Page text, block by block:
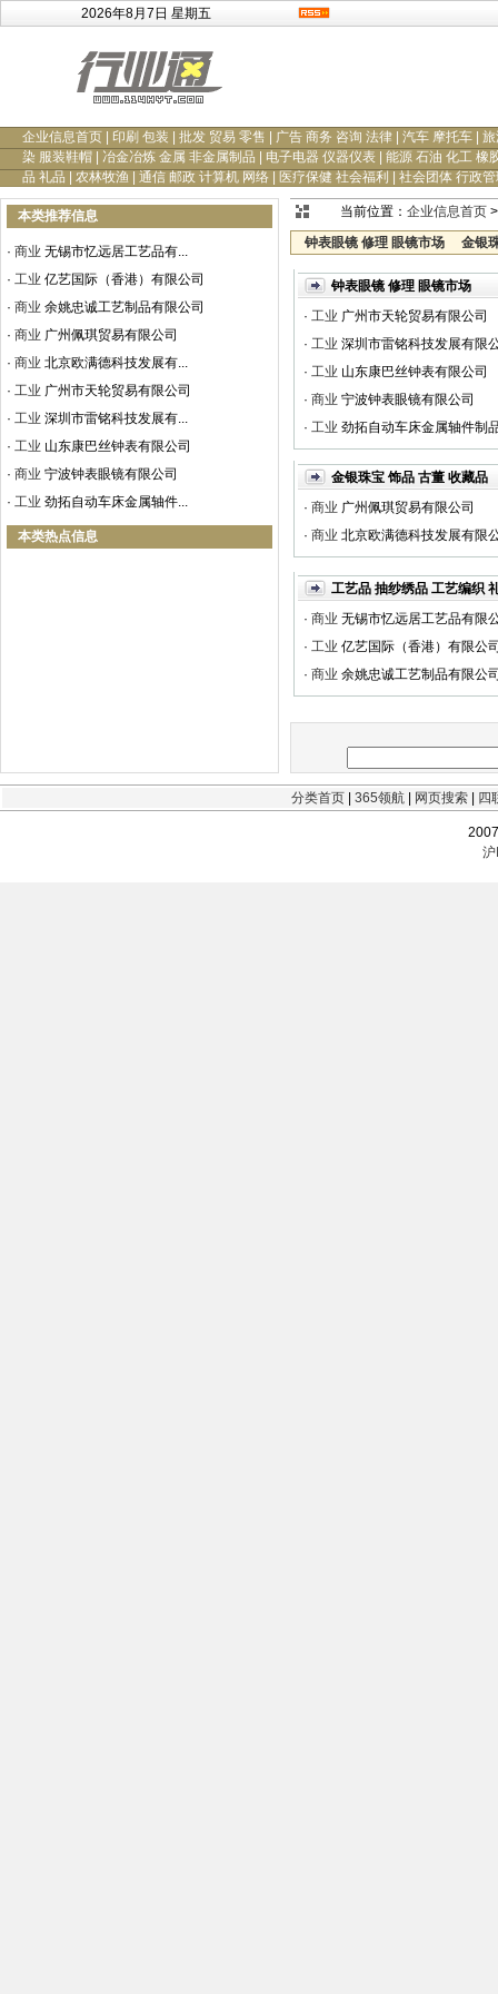
2026年8月7日 星期五
企业信息首页 印刷 包装 批发 贸易 零售 广告 商务 咨询 法律 汽车 摩托车
旅
染 服装鞋帽
冶金冶炼 金属 非金属制品 电子电器 仪器仪表
能源 石油 化工 橡
品 礼品
农林牧渔 通信 邮政 计算机 网络 医疗保健 社会福利 社会团体 行政
本类推荐信息
· 商业 无锡市忆远居工艺品有...
· 工业 亿艺国际（香港）有限公司
· 商业 余姚忠诚工艺制品有限公司
· 商业 广州佩琪贸易有限公司
· 商业 北京欧满德科技发展有...
· 工业 广州市天轮贸易有限公司
· 工业 深圳市雷铭科技发展有...
· 工业 山东康巴丝钟表有限公司
· 商业 宁波钟表眼镜有限公司
· 工业 劲拓自动车床金属轴件...
本类热点信息
当前位置： 企业信息首页
钟表眼镜 修理 眼镜市场
金银
钟表眼镜 修理 眼镜市场
· 工业 广州市天轮贸易有限公司
· 工业 深圳市雷铭科技发展有限
· 工业 山东康巴丝钟表有限公司
· 商业 宁波钟表眼镜有限公司
· 工业 劲拓自动车床金属轴件制
金银珠宝 饰品 古董 收藏品
· 商业 广州佩琪贸易有限公司
· 商业 北京欧满德科技发展有限
工艺品 抽纱绣品 工艺编织
· 商业 无锡市忆远居工艺品有限
· 工业 亿艺国际（香港）有限公
· 商业 余姚忠诚工艺制品有限公
分类首页 365领航 网页搜索 四